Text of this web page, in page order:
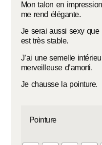
Mon talon en
me rend élégante.
Je serai aussi sexy
est très stable.
J’ai une semelle
merveilleuse d’amorti.
Je chausse la pointure.
Pointure